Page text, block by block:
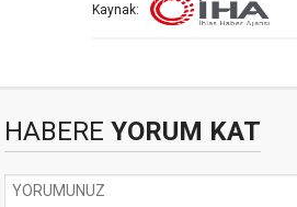
Kaynak:
HABERE YORUM KAT